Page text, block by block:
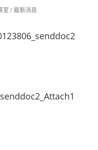
室 / 最新消息